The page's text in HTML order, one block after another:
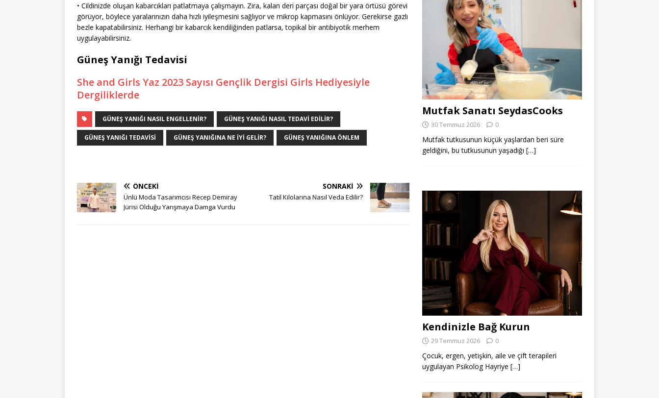
• Cildinizde oluşan kabarcıkları patlatmaya çalışmayın. Zira, kalan deri parçası doğal bir yara örtüsü görevi
görüyor, böylece yaralarınızın daha hızlı iyileşmesini sağlıyor ve mikrop kapmasını önlüyor. Gerekirse gazlı
bezle kapatabilirsiniz. Herhangi bir kabarcık kendiliğinden patlarsa, topikal bir antibiyotik merhem
uygulayabilirsiniz.
Güneş Yanığı Tedavisi
She and Girls Yaz 2023 Sayısı Gençlik Dergisi Girls Hediyesiyle
Dergiliklerde
GÜNEŞ YANIĞI NASIL ENGELLENIR? GÜNEŞ YANIĞI NASIL TEDAVI EDILIR?
GÜNEŞ YANIĞI TEDAVISI GÜNEŞ YANIĞINA NE IYI GELIR? GÜNEŞ YANIĞINA ÖNLEM
ÖNCEKI
Ünlü Moda Tasarımcısı Recep Demiray
Jürisi Olduğu Yarışmaya Damga Vurdu
SONRAKI
Tatil Kilolarına Nasıl Veda Edilir?
Mutfak Sanatı SeydasCooks
30 Temmuz 2026 0
Mutfak tutkusunun küçük yaşlardan beri süre
geldiğini, bu tutkusunun yaşadığı […]
Kendinizle Bağ Kurun
29 Temmuz 2026 0
Çocuk, ergen, yetişkin, aile ve çift terapileri
uygulayan Psikolog Hayriye […]